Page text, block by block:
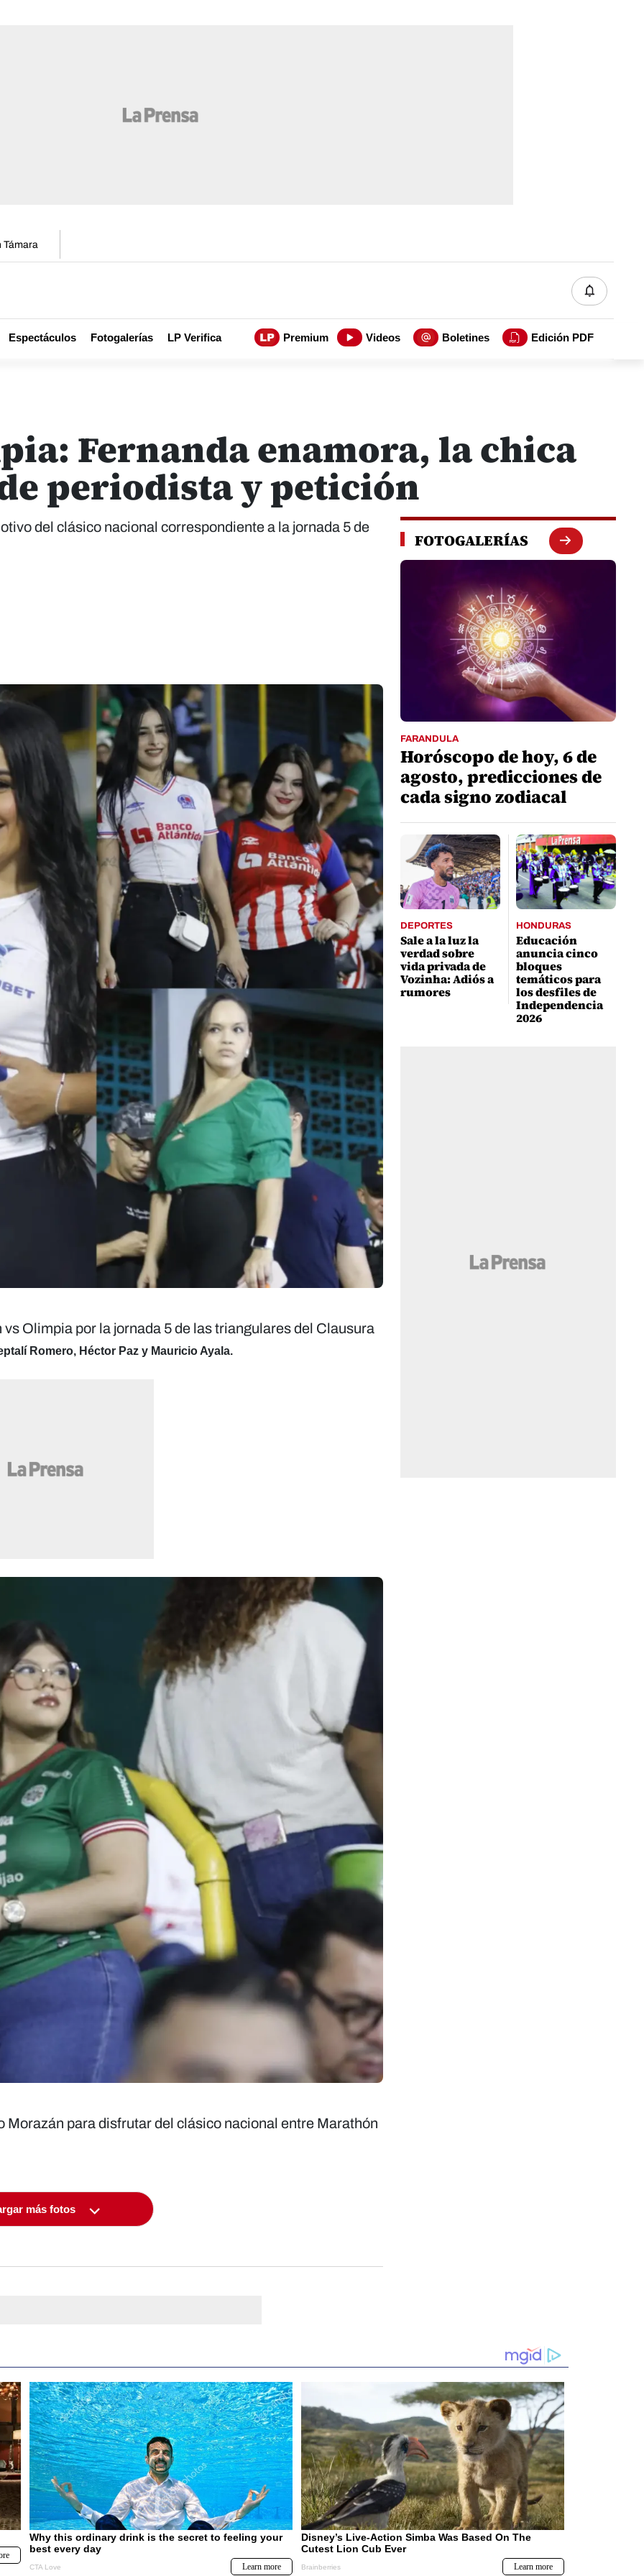
Támara
Espectáculos Fotogalerías LP Verifica Premium Videos Boletines Edición PDF
Fernanda enamora, la chica
periodista y petición
del clásico nacional correspondiente a la jornada 5 de
Olimpia por la jornada 5 de las triangulares del Clausura
Romero, Héctor Paz y Mauricio Ayala.
para disfrutar del clásico nacional entre Marathón
más fotos
FOTOGALERÍAS
FARANDULA
Horóscopo de hoy, 6 de
agosto, predicciones de
cada signo zodiacal
DEPORTES
Sale a la luz la
verdad sobre
vida privada de
Vozinha: Adiós a
rumores
HONDURAS
Educación
anuncia cinco
bloques
temáticos para
los desfiles de
Independencia
2026